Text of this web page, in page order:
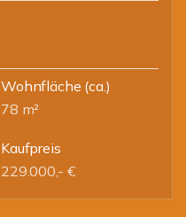
Wohnfläche (ca.)
78 m²
Kaufpreis
229.000,- €